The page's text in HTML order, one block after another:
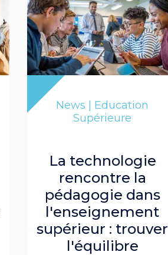
News | Education
Supérieure
La technologie
rencontre la
pédagogie dans
l'enseignement
supérieur : trouver
l'équilibre